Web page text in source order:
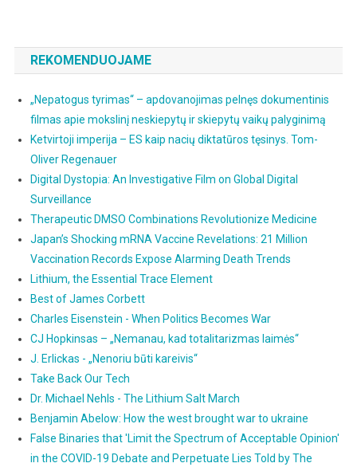
REKOMENDUOJAME
„Nepatogus tyrimas“ – apdovanojimas pelnęs dokumentinis
filmas apie mokslinį neskiepytų ir skiepytų vaikų palyginimą
Ketvirtoji imperija – ES kaip nacių diktatūros tęsinys. Tom-
Oliver Regenauer
Digital Dystopia: An Investigative Film on Global Digital
Surveillance
Therapeutic DMSO Combinations Revolutionize Medicine
Japan’s Shocking mRNA Vaccine Revelations: 21 Million
Vaccination Records Expose Alarming Death Trends
Lithium, the Essential Trace Element
Best of James Corbett
Charles Eisenstein - When Politics Becomes War
CJ Hopkinsas – „Nemanau, kad totalitarizmas laimės“
J. Erlickas - „Nenoriu būti kareivis“
Take Back Our Tech
Dr. Michael Nehls - The Lithium Salt March
Benjamin Abelow: How the west brought war to ukraine
False Binaries that 'Limit the Spectrum of Acceptable Opinion'
in the COVID-19 Debate and Perpetuate Lies Told by The